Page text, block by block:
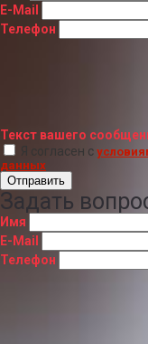
E-Mail
Телефон
Текст вашего
Я согласен с
данных
Отправить
Задать
Имя
E-Mail
Телефон